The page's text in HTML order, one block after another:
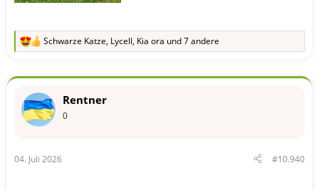
R
k
o
:
Schwarze Katze, Lycell, Kia ora und 7 andere
Rentner
0
04. Juli 2026 #10.940